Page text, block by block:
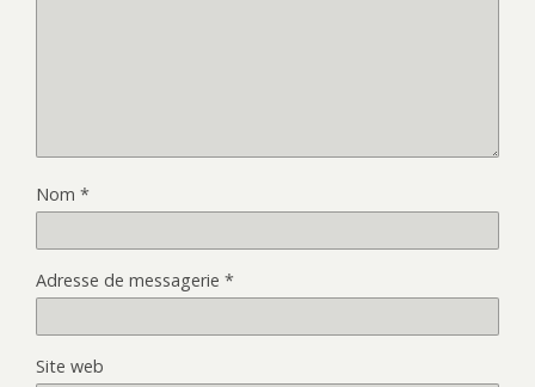
Nom *
Adresse de messagerie *
Site web